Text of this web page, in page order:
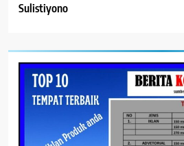
Sulistiyono